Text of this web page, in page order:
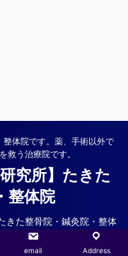
体院です。薬、手術以外で
救う治療院です。
究所】たきた
整体院
きた整骨院・鍼灸院・整体
email Address